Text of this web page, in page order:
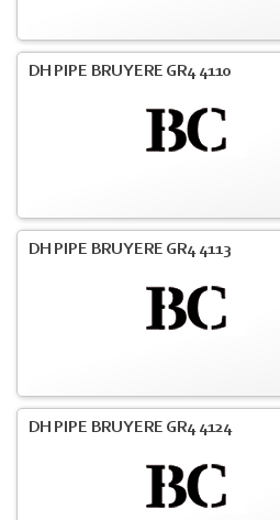
DH PIPE BRUYERE GR4 4110
DH PIPE BRUYERE GR4 4113
DH PIPE BRUYERE GR4 4124